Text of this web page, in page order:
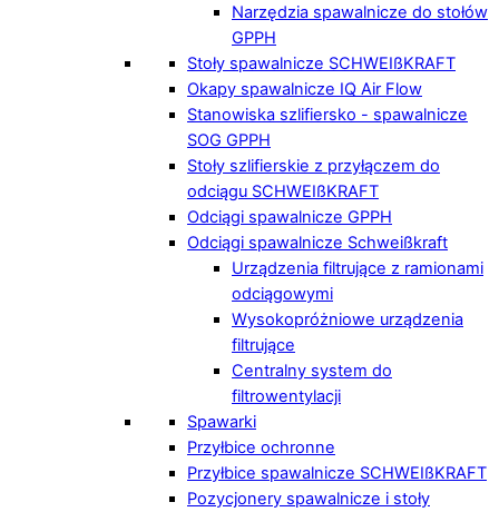
Narzędzia spawalnicze do stołów
GPPH
Stoły spawalnicze SCHWEIßKRAFT
Okapy spawalnicze IQ Air Flow
Stanowiska szlifiersko - spawalnicze
SOG GPPH
Stoły szlifierskie z przyłączem do
odciągu SCHWEIßKRAFT
Odciągi spawalnicze GPPH
Odciągi spawalnicze Schweißkraft
Urządzenia filtrujące z ramionami
odciągowymi
Wysokopróżniowe urządzenia
filtrujące
Centralny system do
filtrowentylacji
Spawarki
Przyłbice ochronne
Przyłbice spawalnicze SCHWEIßKRAFT
Pozycjonery spawalnicze i stoły